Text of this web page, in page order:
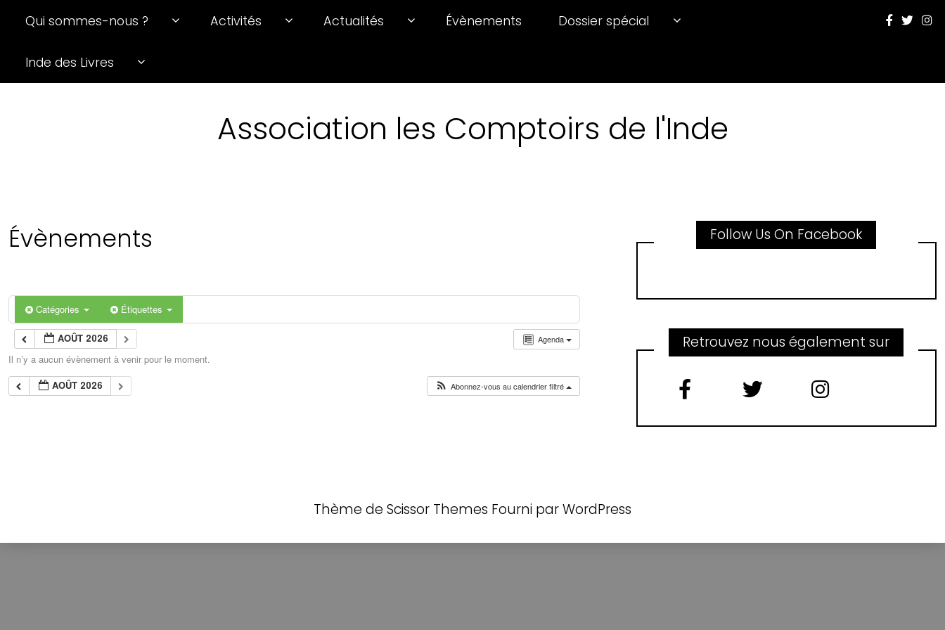
Qui sommes-nous ? Activités Actualités Évènements Dossier spécial
Inde des Livres
Association les Comptoirs de l'Inde
Évènements
Catégories Étiquettes
Agenda
AOÛT 2026
Il n’y a aucun évènement à venir pour le moment.
AOÛT 2026
Abonnez-vous au calendrier filtré
Follow Us On Facebook
Retrouvez nous également sur
Thème de Scissor Themes Fourni parWordPress